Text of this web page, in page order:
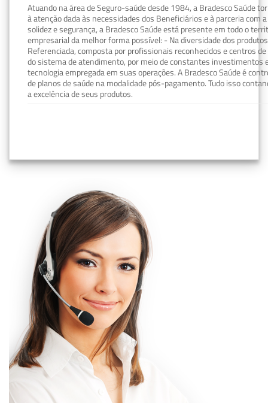
Atuando na área de Seguro-saúde desde 1984, a Bradesco Saúde
à atenção dada às necessidades dos Beneficiários e à parceria com
solidez e segurança, a Bradesco Saúde está presente em todo o
empresarial da melhor forma possível: - Na diversidade dos
Referenciada, composta por profissionais reconhecidos e centros
do sistema de atendimento, por meio de constantes investimentos
tecnologia empregada em suas operações. A Bradesco Saúde é
de planos de saúde na modalidade pós-pagamento. Tudo isso
a excelência de seus produtos.